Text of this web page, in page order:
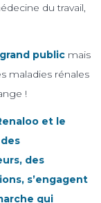
du travail,
public mais
maladies rénales
!
et le
des
s’engagent
qui